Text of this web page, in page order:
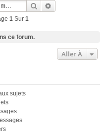
Rechercher
1Sur 1
ce forum.
Aller À
sujets